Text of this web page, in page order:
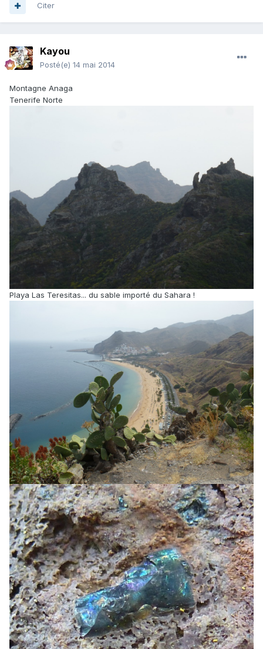
Citer
Kayou
Posté(e) 14 mai 2014
Montagne Anaga
Tenerife Norte
Playa Las Teresitas... du sable importé du Sahara !